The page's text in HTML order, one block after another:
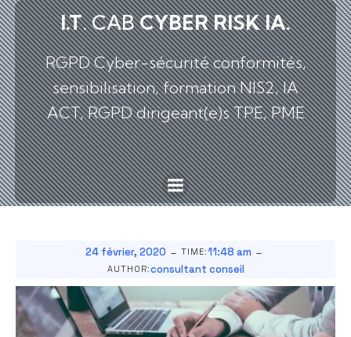
I.T. CABCYBERRISK IA.
RGPD Cyber-sécurité conformités,
sensibilisation, formation NIS2, IA
ACT, RGPD dirigeant(e)s TPE, PME
24 février, 2020 - TIME:11:48 am -
AUTHOR:consultant conseil